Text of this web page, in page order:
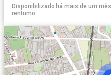
Disponibilizado há mais de um mês
rentumo